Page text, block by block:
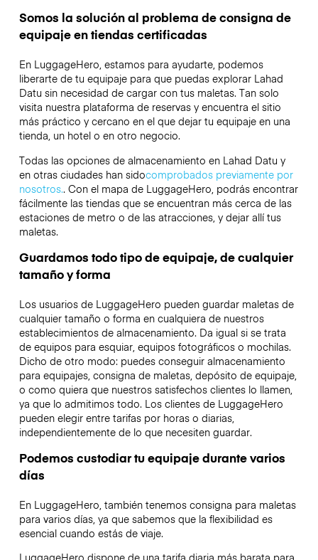
Somos la solución al problema de consigna de
equipaje en tiendas certificadas
En LuggageHero, estamos para ayudarte, podemos
liberarte de tu equipaje para que puedas explorar Lahad
Datu sin necesidad de cargar con tus maletas. Tan solo
visita nuestra plataforma de reservas y encuentra el sitio
más práctico y cercano en el que dejar tu equipaje en una
tienda, un hotel o en otro negocio.
Todas las opciones de almacenamiento en Lahad Datu y
en otras ciudades han sidocomprobados previamente por
nosotros.. Con el mapa de LuggageHero, podrás encontrar
fácilmente las tiendas que se encuentran más cerca de las
estaciones de metro o de las atracciones, y dejar allí tus
maletas.
Guardamos todo tipo de equipaje, de cualquier
tamaño y forma
Los usuarios de LuggageHero pueden guardar maletas de
cualquier tamaño o forma en cualquiera de nuestros
establecimientos de almacenamiento. Da igual si se trata
de equipos para esquiar, equipos fotográficos o mochilas.
Dicho de otro modo: puedes conseguir almacenamiento
para equipajes, consigna de maletas, depósito de equipaje,
o como quiera que nuestros satisfechos clientes lo llamen,
ya que lo admitimos todo. Los clientes de LuggageHero
pueden elegir entre tarifas por horas o diarias,
independientemente de lo que necesiten guardar.
Podemos custodiar tu equipaje durante varios
días
En LuggageHero, también tenemos consigna para maletas
para varios días, ya que sabemos que la flexibilidad es
esencial cuando estás de viaje.